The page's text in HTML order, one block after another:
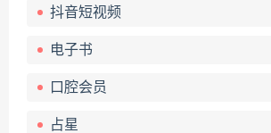
抖音短视频
电子书
口腔会员
占星